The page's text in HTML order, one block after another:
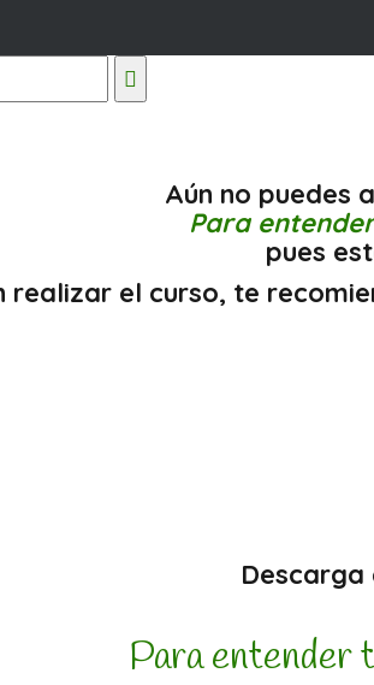
Aún no puedes
Para
pues
realizar el curso, te
Descarga
Para entender